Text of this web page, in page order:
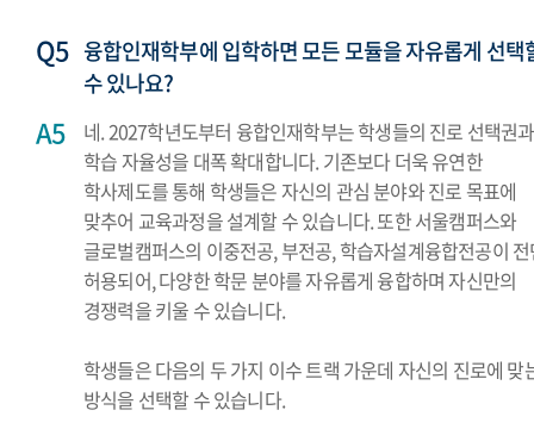
융합인재학부에 입학하면 모든 모듈을 자유롭게 선택
수 있나요?
네. 2027학년도부터 융합인재학부는 학생들의 진로 선택권과
학습 자율성을 대폭 확대합니다. 기존보다 더욱 유연한
학사제도를 통해 학생들은 자신의 관심 분야와 진로 목표에
맞추어 교육과정을 설계할 수 있습니다. 또한 서울캠퍼스와
글로벌캠퍼스의 이중전공, 부전공, 학습자설계융합전공​이
허용되어, 다양한 학문 분야를 자유롭게 융합하며 자신만의
경쟁력을 키울 수 있습니다.
학생들은 다음의 두 가지 이수 트랙 가운데 자신의 진로에 맞
방식을 선택할 수 있습니다.